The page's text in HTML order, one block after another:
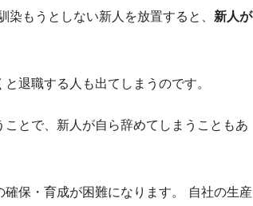
もうとしない新人を放置すると、 新人が
退職する人も出てしまうのです。
とで、新人が自ら辞めてしまうこともあ
保・育成が困難になります。 自社の生産